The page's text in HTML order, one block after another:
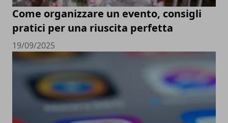
Come organizzare un evento, consigli
pratici per una riuscita perfetta
19/09/2025